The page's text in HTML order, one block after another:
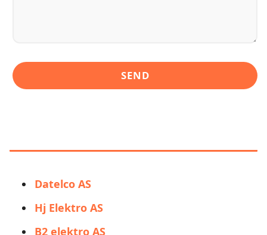
Datelco AS
Hj Elektro AS
B2 elektro AS